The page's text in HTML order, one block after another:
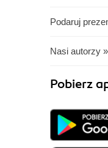
Podaruj
Nasi autorzy »
Pobierz